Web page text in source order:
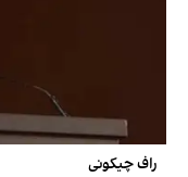
راف چیکونی